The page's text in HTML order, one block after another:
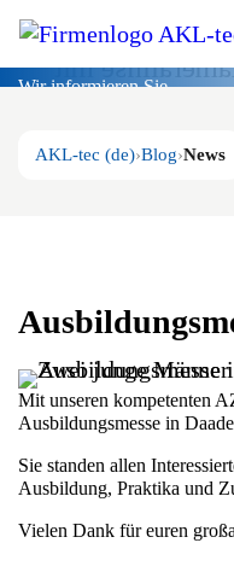
Blog
Wir informieren Sie.
AKL-tec (de) Blog News
Mit unseren kompetenten
Ausbildungsmesse in
Sie standen allen
Ausbildung, Praktika und
Vielen Dank für euren